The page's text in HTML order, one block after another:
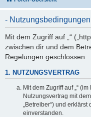
- Nutzungsbedingungen
Mit dem Zugriff auf „“
zwischen dir und dem
Regelungen geschlossen:
1. NUTZUNGSVERTRAG
Mit dem Zugriff auf „“
Nutzungsvertrag mit
„Betreiber“) und
einverstanden.